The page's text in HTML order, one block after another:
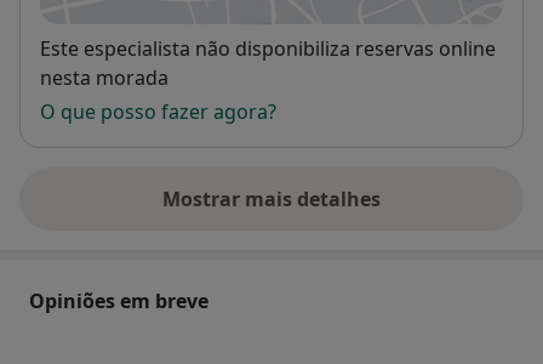
Disponibilidade
Este especialista não disponibiliza reservas online
nesta morada
O que posso fazer agora?
Mostrar mais detalhes
sobre o endereço
Opiniões em breve